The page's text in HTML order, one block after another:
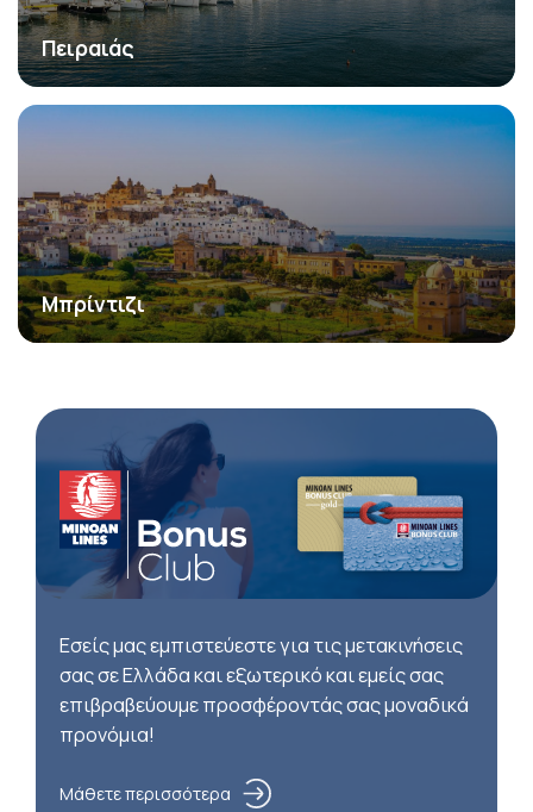
Πειραιάς
Μπρίντιζι
Εσείς μας εμπιστεύεστε για τις μετακινήσεις
σας σε Ελλάδα και εξωτερικό και εμείς σας
επιβραβεύουμε προσφέροντάς σας μοναδικά
προνόμια!
Μάθετε περισσότερα